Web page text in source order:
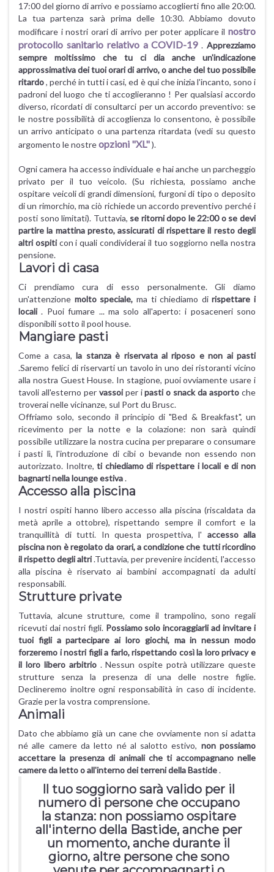
17:00 del giorno di arrivo e possiamo accoglierti fino alle 20:00.
La tua partenza sarà prima delle 10:30. Abbiamo dovuto
modificare i nostri orari di arrivo per poter applicare il nostro
protocollo sanitario relativo a COVID-19.Apprezziamo
sempre moltissimo che tu ci dia anche un'indicazione
approssimativa dei tuoi orari di arrivo, o anche del tuo possibile
ritardo, perché in tutti i casi, ed è qui che inizia l'incanto, sono i
padroni del luogo che ti accoglieranno ! Per qualsiasi accordo
diverso, ricordati di consultarci per un accordo preventivo: se
le nostre possibilità di accoglienza lo consentono, è possibile
un arrivo anticipato o una partenza ritardata (vedi su questo
argomento le nostreopzioni "XL").
Ogni camera ha accesso individuale e hai anche un parcheggio
privato per il tuo veicolo. (Su richiesta, possiamo anche
ospitare veicoli di grandi dimensioni, furgoni di tipo o deposito
di un rimorchio, ma ciò richiede un accordo preventivo perché i
posti sono limitati). Tuttavia, se ritorni dopo le 22:00 o se devi
partire la mattina presto, assicurati di rispettare il resto degli
altri ospiticon i quali condividerai il tuo soggiorno nella nostra
pensione.
Lavori di casa
Ci prendiamo cura di esso personalmente. Gli diamo
un'attenzione molto speciale, ma ti chiediamo dirispettare i
locali. Puoi fumare ... ma solo all'aperto: i posaceneri sono
disponibili sotto il pool house.
Mangiare pasti
Come a casa,la stanza è riservata al riposo e non ai pasti
.Saremo felici di riservarti un tavolo in uno dei ristoranti vicino
alla nostra Guest House. In stagione, puoi ovviamente usare i
tavoli all'esterno per vassoiper ipasti o snack da asporto che
troverai nelle vicinanze, sul Port du Brusc.
Offriamo solo, secondo il principio di "Bed & Breakfast", un
ricevimento per la notte e la colazione: non sarà quindi
possibile utilizzare la nostra cucina per preparare o consumare
i pasti lì, l'introduzione di cibi o bevande non essendo non
autorizzato. Inoltre,ti chiediamo di rispettare i locali e di non
bagnarti nella lounge estiva.
Accesso alla piscina
I nostri ospiti hanno libero accesso alla piscina (riscaldata da
metà aprile a ottobre), rispettando sempre il comfort e la
tranquillità di tutti. In questa prospettiva, l' accesso alla
piscina non è regolato da orari, a condizione che tutti ricordino
il rispetto degli altri.Tuttavia, per prevenire incidenti, l'accesso
alla piscina è riservato ai bambini accompagnati da adulti
responsabili.
Strutture private
Tuttavia, alcune strutture, come il trampolino, sono regali
ricevuti dai nostri figli. Possiamo solo incoraggiarli ad invitare i
tuoi figli a partecipare ai loro giochi, ma in nessun modo
forzeremo i nostri figli a farlo, rispettando così la loro privacy e
il loro libero arbitrio. Nessun ospite potrà utilizzare queste
strutture senza la presenza di una delle nostre figlie.
Declineremo inoltre ogni responsabilità in caso di incidente.
Grazie per la vostra comprensione.
Animali
Dato che abbiamo già un cane che ovviamente non si adatta
né alle camere da letto né al salotto estivo, non possiamo
accettare la presenza di animali che ti accompagnano nelle
camere da letto o all'interno dei terreni della Bastide.
Il tuo soggiorno sarà valido per il
numero di persone che occupano
la stanza: non possiamo ospitare
all'interno della Bastide, anche per
un momento, anche durante il
giorno, altre persone che sono